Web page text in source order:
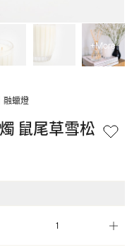
+More
融蠟燈
鼠尾草雪松